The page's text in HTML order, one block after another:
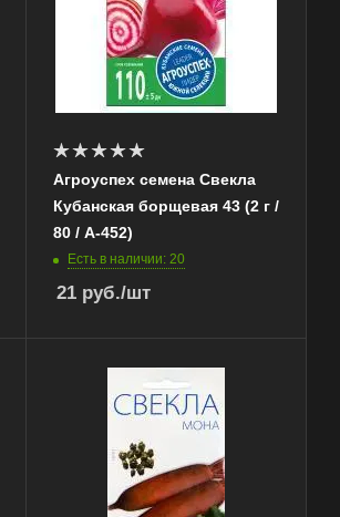
Агроуспех семена Свекла
Кубанская борщевая 43 (2 г /
80 / А-452)
Есть в наличии: 20
21 руб./шт